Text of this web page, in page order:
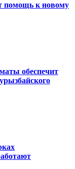
помощь к новому
обеспечит